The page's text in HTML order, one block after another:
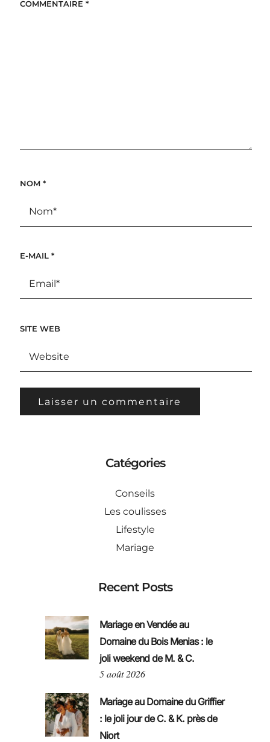
COMMENTAIRE *
NOM *
E-MAIL *
SITE WEB
Catégories
Conseils
Les coulisses
Lifestyle
Mariage
Recent Posts
Mariage en Vendée au
Domaine du Bois Menias : le
joli weekend de M. & C.
5 août 2026
Mariage au Domaine du Griffier
: le joli jour de C. & K. près de
Niort